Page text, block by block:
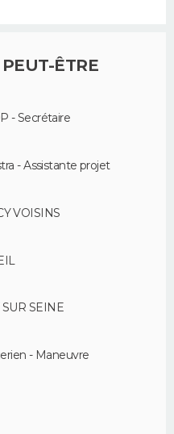
ÊTRE
- Secrétaire
- Assistante projet
VOISINS
SEINE
- Maneuvre